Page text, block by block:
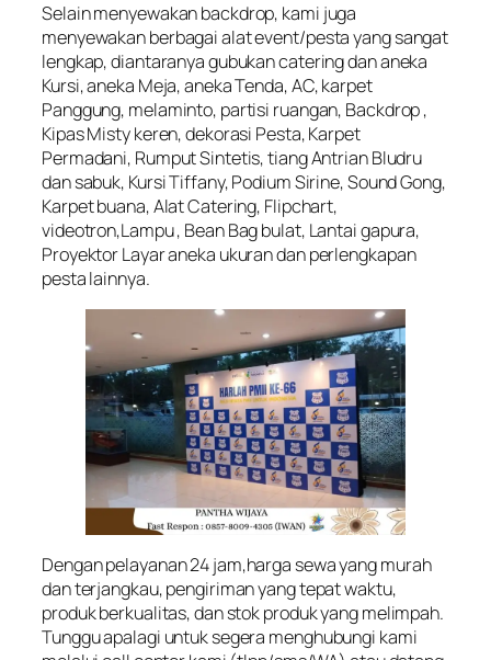
Selain menyewakan backdrop, kami juga
menyewakan berbagai alat event/pesta yang sangat
lengkap, diantaranya gubukan catering dan aneka
Kursi, aneka Meja, aneka Tenda, AC, karpet
Panggung, melaminto, partisi ruangan, Backdrop ,
Kipas Misty keren, dekorasi Pesta, Karpet
Permadani, Rumput Sintetis, tiang Antrian Bludru
dan sabuk, Kursi Tiffany, Podium Sirine, Sound Gong,
Karpet buana, Alat Catering, Flipchart,
videotron,Lampu , Bean Bag bulat, Lantai gapura,
Proyektor Layar aneka ukuran dan perlengkapan
pesta lainnya.
Dengan pelayanan 24 jam,harga sewa yang murah
dan terjangkau, pengiriman yang tepat waktu,
produk berkualitas, dan stok produk yang melimpah.
Tunggu apalagi untuk segera menghubungi kami